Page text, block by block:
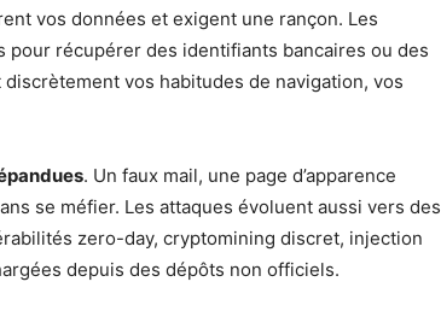
vos données et exigent une rançon. Les
récupérer des identifiants bancaires ou des
vos habitudes de navigation, vos
. Un faux mail, une page d’apparence
se méfier. Les attaques évoluent aussi vers des
zero-day, cryptomining discret, injection
depuis des dépôts non officiels.